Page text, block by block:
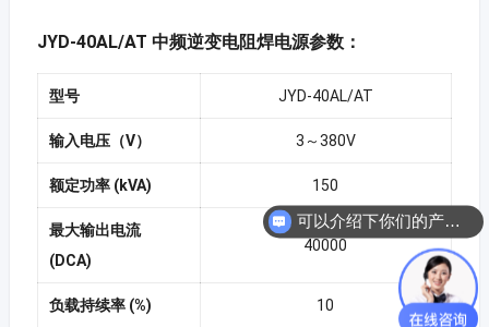
JYD-40AL/AT 中频逆变电阻焊电源参数：
型号 JYD-40AL/AT
输入电压（V） 3～380V
额定功率 (kVA) 150
最大输出电流
(DCA)
40000
负载持续率 (%) 10
可以介绍下你们的产品么？